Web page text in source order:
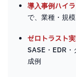
導入事例ハイ
で、業種・規
ゼロトラスト
SASE・EDR
成例